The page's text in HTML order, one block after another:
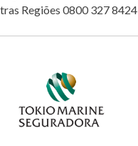
Regiões 0800 327 8424